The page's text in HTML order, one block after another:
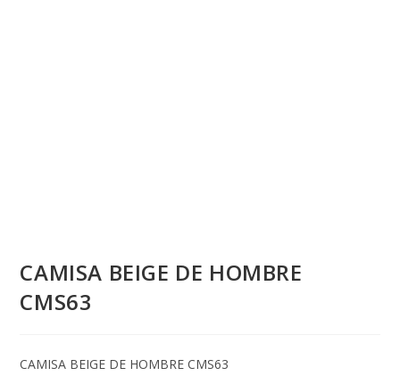
CAMISA BEIGE DE HOMBRE
CMS63
CAMISA BEIGE DE HOMBRE CMS63